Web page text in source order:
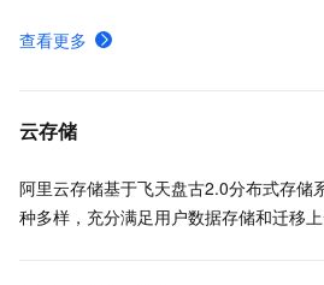
云备份各地域公网与VPC接入地址-云备
查看更多
云存储
阿里云存储基于飞天盘古2.0分布式存储
种多样，充分满足用户数据存储和迁移上